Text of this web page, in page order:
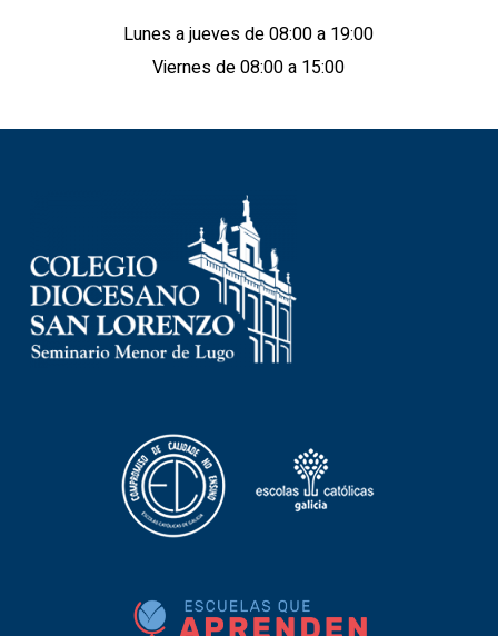
Lunes a jueves de 08:00 a 19:00
Viernes de 08:00 a 15:00